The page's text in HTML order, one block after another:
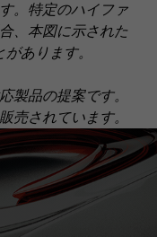
。特定のハイファ
、本図に示された
あります。
品の提案です。
売されています。